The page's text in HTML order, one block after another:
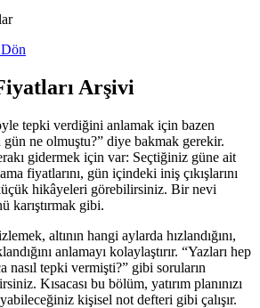
Arşivi
tepki verdiğini anlamak için bazen
gün ne olmuştu?” diye bakmak gerekir.
gidermek için var: Seçtiğiniz güne ait
fiyatlarını, gün içindeki iniş çıkışlarını
hikâyeleri görebilirsiniz. Bir nevi
karıştırmak gibi.
altının hangi aylarda hızlandığını,
anlamayı kolaylaştırır. “Yazları hep
nasıl tepki vermişti?” gibi soruların
Kısacası bu bölüm, yatırım planınızı
kişisel not defteri gibi çalışır.